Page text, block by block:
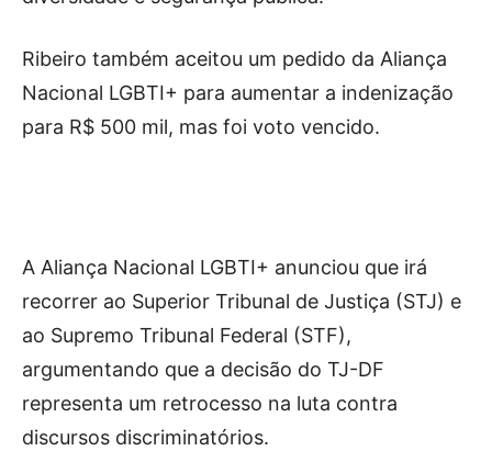
Ribeiro também aceitou um pedido da Aliança
Nacional LGBTI+ para aumentar a indenização
para R$ 500 mil, mas foi voto vencido.
A Aliança Nacional LGBTI+ anunciou que irá
recorrer ao Superior Tribunal de Justiça (STJ) e
ao Supremo Tribunal Federal (STF),
argumentando que a decisão do TJ-DF
representa um retrocesso na luta contra
discursos discriminatórios.